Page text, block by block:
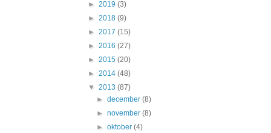
► 2019 (3)
► 2018 (9)
► 2017 (15)
► 2016 (27)
► 2015 (20)
► 2014 (48)
▼ 2013 (87)
►december(8)
►november(8)
►oktober(4)